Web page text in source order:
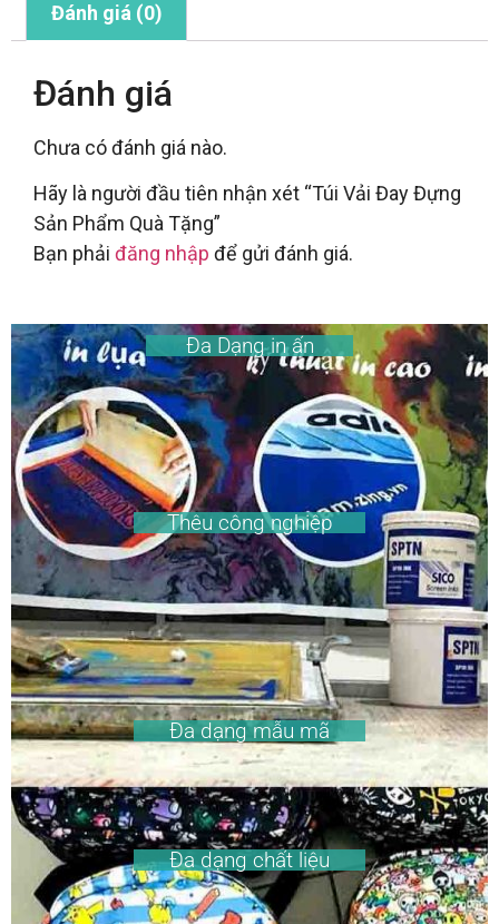
Đánh giá (0)
Đánh giá
Chưa có đánh giá nào.
Hãy là người đầu tiên nhận xét “Túi Vải Đay Đựng
Sản Phẩm Quà Tặng”
Bạn phải đăng nhập để gửi đánh giá.
Đa Dạng in ấn
Thêu công nghiệp
Đa dạng mẫu mã
Đa dạng chất liệu